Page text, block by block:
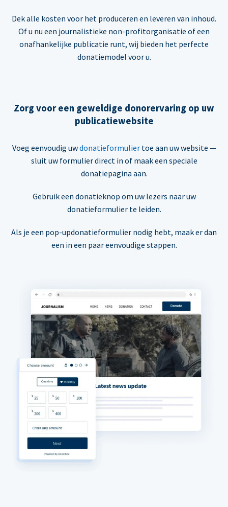
Dek alle kosten voor het produceren en leveren van inhoud.
Of u nu een journalistieke non-profitorganisatie of een
onafhankelijke publicatie runt, wij bieden het perfecte
donatiemodel voor u.
Zorg voor een geweldige donorervaring op uw
publicatiewebsite
Voeg eenvoudig uwdonatieformuliertoe aan uw website —
sluit uw formulier direct in of maak een speciale
donatiepagina aan.
Gebruik een donatieknop om uw lezers naar uw
donatieformulier te leiden.
Als je een pop-updonatieformulier nodig hebt, maak er dan
een in een paar eenvoudige stappen.